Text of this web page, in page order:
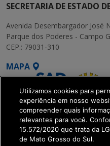
SECRETARIA DE ESTADO
Avenida Desembargador José
Parque dos Poderes - Campo
CEP.: 79031-310
MAPA
SETDIG | Secretaria-
Utilizamos cookies para
experiência em nosso
compreender quais
relevantes para você.
15.572/2020 que trata da
de Mato Grosso do Sul.